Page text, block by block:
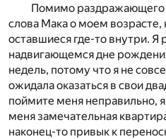
Помимо раздражающего
слова Мака о моем
оставшиеся где-то внутри. Я
надвигающемся дне
недель, потому что я не
ожидала оказаться в свои
поймите меня неправильно,
меня замечательная
наконец-то привык к